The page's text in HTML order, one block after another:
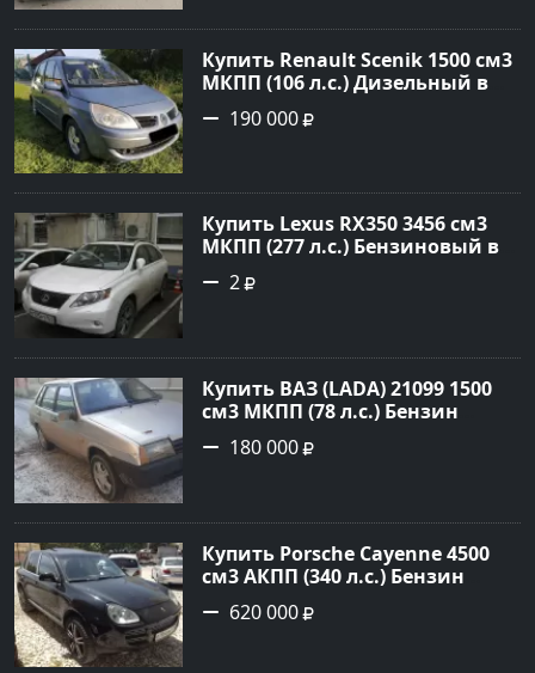
Авторынок23
Купить Renault Scenik 1500 см3
МКПП (106 л.с.) Дизельный в
Белореченск: цвет Голубой
Универсал 2007 года по цене
190 000
Купить Lexus RX350 3456 см3
МКПП (277 л.с.) Бензиновый в
Краснодар: цвет
Перламутрово-белый
№3746 на сайте Авторынок23
2
Купить ВАЗ (LADA) 21099 1500
см3 МКПП (78 л.с.) Бензин
инжектор в Гостагаевская :
цвет Серебряный Седан 2001
Авторынок23
180 000
Купить Porsche Cayenne 4500
см3 АКПП (340 л.с.) Бензин
турбонаддув в Новороссийск:
цвет черный Внедорожник
620 000